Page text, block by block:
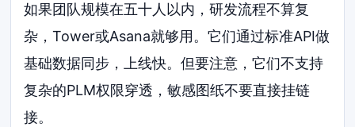
如果团队规模在五十人以内，研发流程不算复
杂，Tower或Asana就够用。它们通过标准API做
基础数据同步，上线快。但要注意，它们不支持
复杂的PLM权限穿透，敏感图纸不要直接挂链
接。